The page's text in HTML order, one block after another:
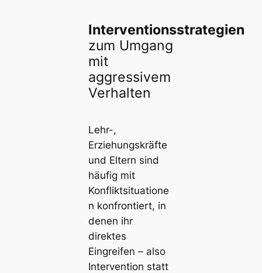
Interventionsstrategien
zum Umgang
mit
aggressivem
Verhalten
Lehr-,
Erziehungskräfte
und Eltern sind
häufig mit
Konfliktsituatione
n konfrontiert, in
denen ihr
direktes
Eingreifen – also
Intervention statt